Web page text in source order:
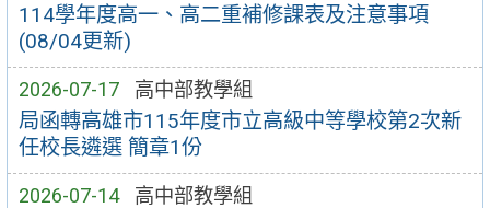
114學年度高一、高二重補修課表及注意事項
(08/04更新)
2026-07-17 高中部教學組
局函轉高雄市115年度市立高級中等學校第2次新
任校長遴選 簡章1份
2026-07-14 高中部教學組